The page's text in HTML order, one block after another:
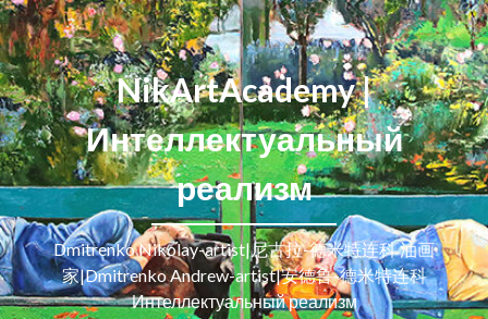
NikArtAcademy |
Интеллектуальный
реализм
Dmitrenko Nikolay-artist|尼古拉-德米特连科 油画
家|Dmitrenko Andrew-artist|安德鲁-德米特连科
Интеллектуальный реализм